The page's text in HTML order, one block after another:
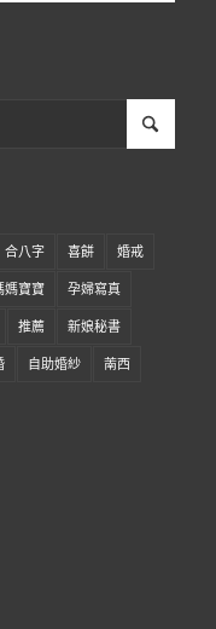
合八字 喜餅 婚戒
媽寶寶 孕婦寫真
推薦 新娘秘書
自助婚紗 萳西